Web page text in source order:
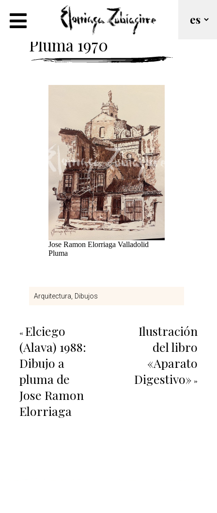
Calle de Valladolid a
Pluma 1970
Jose Ramon Elorriaga Valladolid
Pluma
Arquitectura Dibujos
« Elciego
(Alava) 1988:
Dibujo a
pluma de
Jose Ramon
Elorriaga
Ilustración
del libro
«Aparato
Digestivo» »